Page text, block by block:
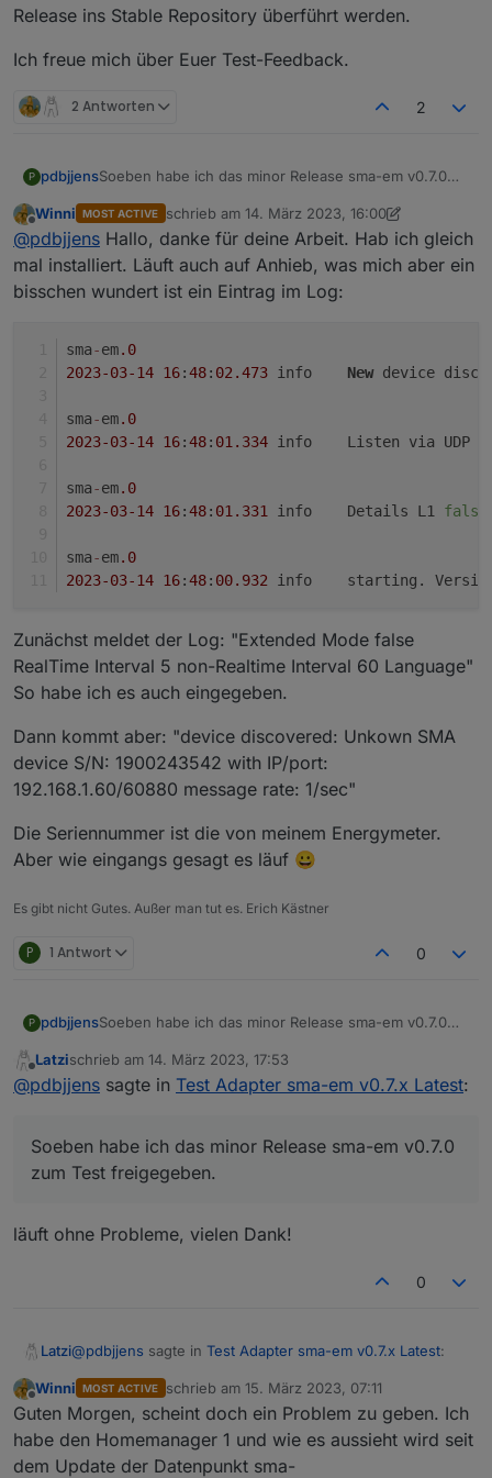
Aber VORSICHT: es ist ein Pre-Alpha Stand und Ihr
solltet wissen, was Ihr tut - insbesondere nicht auf
einem produktiven ioBroker installieren!
Aber ich wäre wirklich über jedes Feedback erfreut -
Funktion euren Erwartungen und Anforderungen
Release ins Stable Repository überführt werden.
Ich freue mich über Euer Test-Feedback.
2 Antworten 2
P pdbjjensSoeben habe ich das minor Release sma-em v0.7.0
Entsprechend habe ich auch den Titel dieses Threads
geändert.
Dieses minor Release betrachte ich als "feature
complete" und es soll nach der Testphase als major
Release ins Stable Repository überführt werden.
Ich freue mich über Euer Test-Feedback.
Offline
Winni MOST ACTIVE schrieb am 14. März 2023, 16:00
zuletzt editiert von Winni
@pdbjjens Hallo, danke für deine Arbeit. Hab ich gleich
mal installiert. Läuft auch auf Anhieb, was mich aber ein
bisschen wundert ist ein Eintrag im Log:
sma-em.0
2023-03-14 16:48: 02.473 New device
sma-em.0
2023-03-14 16:48: 01.334
	info	Listen via UDP
sma-em.0
2023-03-14 16:48: 01.331
	info	Details L1
false
sma-em.0
2023-03-14 16:48: 00.932
info	starting.
Zunächst meldet der Log: "Extended Mode false
RealTime Interval 5 non-Realtime Interval 60 Language"
So habe ich es auch eingegeben.
Dann kommt aber: "device discovered: Unkown SMA
device S/N: 1900243542 with IP/port:
192.168.1.60/60880 message rate: 1/sec"
Die Seriennummer ist die von meinem Energymeter.
Aber wie eingangs gesagt es läuf 😀
Es gibt nicht Gutes. Außer man tut es. Erich Kästner
P 1 Antwort 0
P pdbjjensSoeben habe ich das minor Release sma-em v0.7.0
Entsprechend habe ich auch den Titel dieses Threads
geändert.
Dieses minor Release betrachte ich als "feature
complete" und es soll nach der Testphase als major
Offline
Latzischrieb am 14. März 2023, 17:53
zuletzt editiert von
@pdbjjens sagte in Test Adapter sma-em v0.7.x Latest:
Soeben habe ich das minor Release sma-em v0.7.0
zum Test freigegeben.
läuft ohne Probleme, vielen Dank!
0
Latzi@pdbjjens sagte in Test Adapter sma-em v0.7.x Latest:
Soeben habe ich das minor Release sma-em v0.7.0
zum Test freigegeben.
läuft ohne Probleme, vielen Dank!
Offline
Winni MOST ACTIVE schrieb am 15. März 2023, 07:11
zuletzt editiert von
Guten Morgen, scheint doch ein Problem zu geben. Ich
habe den Homemanager 1 und wie es aussieht wird seit
dem Update der Datenpunkt sma-